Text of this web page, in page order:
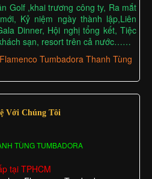
Golf ,khai trương công ty, Ra mắt
Kỷ niệm ngày thành lập,Liên
Dinner, Hội nghị tổng kết, Tiệc
sạn, resort trên cả nước……
Với Chúng Tôi
TÙNG TUMBADORA
tại TPHCM